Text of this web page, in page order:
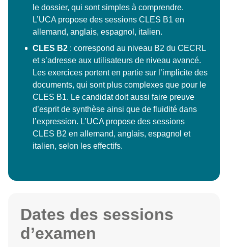
le dossier, qui sont simples à comprendre.
L’UCA propose des sessions CLES B1 en
allemand, anglais, espagnol, italien.
CLES B2 : correspond au niveau B2 du CECRL
et s’adresse aux utilisateurs de niveau avancé.
Les exercices portent en partie sur l’implicite des
documents, qui sont plus complexes que pour le
CLES B1. Le candidat doit aussi faire preuve
d’esprit de synthèse ainsi que de fluidité dans
l’expression. L’UCA propose des sessions
CLES B2 en allemand, anglais, espagnol et
italien, selon les effectifs.
Dates des sessions
d’examen